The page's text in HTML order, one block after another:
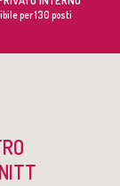
per 130 posti